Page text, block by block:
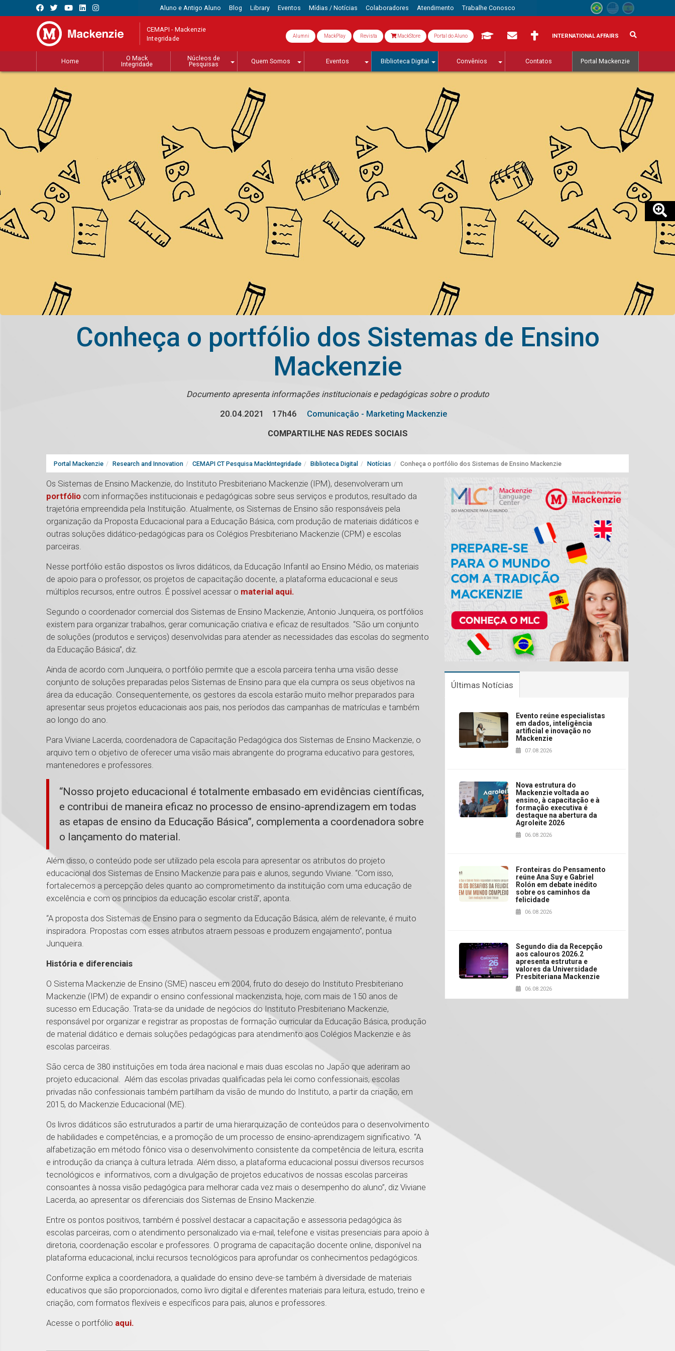
Aluno e Antigo Aluno Blog Library Eventos Mídias / Notícias Colaboradores Atendimento Trabalhe Conosco
CEMAPI - Mackenzie
Integridade Alumni MackPlay Revista MackStore Portal do Aluno INTERNATIONAL AFFAIRS
Home
O Mack
Integridade
Núcleos de
Pesquisas
Quem Somos Eventos Biblioteca Digital Convênios Contatos Portal Mackenzie
Conheça o portfólio dos Sistemas de Ensino
Mackenzie
Documento apresenta informações institucionais e pedagógicas sobre o produto
20.04.2021
17h46
Comunicação - Marketing Mackenzie
COMPARTILHE NAS REDES SOCIAIS
Portal Mackenzie Research and Innovation CEMAPI CT Pesquisa MackIntegridade Biblioteca Digital Notícias Conheça o portfólio dos Sistemas de Ensino Mackenzie
Os Sistemas de Ensino Mackenzie, do Instituto Presbiteriano Mackenzie (IPM), desenvolveram um
portfólio com informações institucionais e pedagógicas sobre seus serviços e produtos, resultado da
trajetória empreendida pela Instituição. Atualmente, os Sistemas de Ensino são responsáveis pela
organização da Proposta Educacional para a Educação Básica, com produção de materiais didáticos e
outras soluções didático-pedagógicas para os Colégios Presbiteriano Mackenzie (CPM) e escolas
parceiras.
Nesse portfólio estão dispostos os livros didáticos, da Educação Infantil ao Ensino Médio, os materiais
de apoio para o professor, os projetos de capacitação docente, ​a plataforma educacional e seus
múltiplos recursos, entre outros. É possível acessar o material aqui.
Segundo o coordenador comercial dos Sistemas de Ensino Mackenzie, Antonio Junqueira, os portfólios
existem para organizar trabalhos, gerar comunicação criativa e eficaz de resultados. “São um conjunto
de soluções (produtos e serviços) desenvolvidas para atender as necessidades das escolas do segmento
da Educação Básica”, diz.
Ainda de acordo com Junqueira, o portfólio permite que a escola parceira tenha uma visão desse
conjunto de soluções preparadas pelos Sistemas de Ensino para que ela cumpra os seus objetivos na
área da educação. Consequentemente, os gestores da escola estarão muito melhor preparados para
apresentar seus projetos educacionais aos pais, nos períodos das campanhas de matrículas e também
ao longo do ano.
Para Viviane Lacerda, coordenadora de Capacitação Pedagógica dos Sistemas de Ensino Mackenzie, o
arquivo tem o objetivo de oferecer uma visão mais abrangente do programa educativo para gestores,
mantenedores e professores.
“Nosso projeto educacional é totalmente embasado em evidências científicas,
e contribui de maneira eficaz no processo de ensino-aprendizagem em todas
as etapas de ensino da Educação Básica”, complementa a coordenadora sobre
o lançamento do material.
Além disso, o conteúdo pode ser utilizado pela escola para apresentar os atributos do projeto
educacional dos Sistemas de Ensino Mackenzie para pais e alunos, segundo Viviane. “Com isso,
fortalecemos a percepção deles quanto ao comprometimento da instituição com uma educação de
excelência e com os princípios da educação escolar cristã”, aponta.
“A proposta dos Sistemas de Ensino para o segmento da Educação Básica, além de relevante, é muito
inspiradora. Propostas com esses atributos atraem pessoas e produzem engajamento”, pontua
Junqueira.
História e diferenciais
O Sistema Mackenzie de Ensino (SME) nasceu em 2004, fruto do desejo do Instituto Presbiteriano
Mackenzie (IPM) de expandir o ensino confessional mackenzista, hoje, com mais de 150 anos de
sucesso em Educação. Trata-se da unidade de negócios do Instituto Presbiteriano Mackenzie,
responsável por organizar e registrar as propostas de formação curricular da E​ducação Básica, produção
de material didático e demais soluções pedagógicas para atendimento aos Colégios Mackenzie e às
escolas parceiras.
São cerca de 380 instituições em toda área nacional e mais duas escolas no Japão que aderiram ao
projeto educacional. Além das escolas privadas qualificadas pela lei como confessionais, escolas
privadas não confessionais também partilham da visão de mundo do Instituto, a partir da criação, em
2015, do Mackenzie Educacional (ME).
Os livros didáticos são estruturados a partir de uma hierarquização de conteúdos para o desenvolvimento
de habilidades e competências, e a promoção de um processo de ensino-aprendizagem significativo. “A
alfabetização em método fônico visa o desenvolvimento consistente da competência de leitura, escrita
e introdução da criança à cultura letrada. Além disso, a plataforma educacional possui diversos recursos
tecnológicos e informativos, ​com a divulgação de projetos educativos de nossas escolas parceiras
consoantes à nossa visão pedagógica para melhorar cada vez mais o desempenho do aluno”, diz Viviane
Lacerda, ao apresentar os diferenciais dos Sistemas de Ensino Mackenzie.
Entre os pontos positivos, também é possível destacar a capacitação e assessoria pedagógica às
escolas parceiras, com o atendimento personalizado via e-mail, telefone e visitas presenciais para apoio à
diretoria, coordenação escolar e professores. O programa de capacitação docente online, disponível na
plataforma educacional, inclui recursos tecnológicos para aprofundar os conhecimentos pedagógicos.
Conforme explica a coordenadora, a qualidade do ensino deve-se também à diversidade de materiais
educativos que são proporcionados, como livro digital e diferentes materiais para leitura, estudo, treino e
criação, com formatos flexíveis e específicos para pais, alunos e professores.
Acesse o portfólio aqui.
Últimas Notícias
Evento reúne especialistas
em dados, inteligência
artificial e inovação no
Mackenzie
07.08.2026
Nova estrutura do
Mackenzie voltada ao
ensino, à capacitação e à
formação executiva é
destaque na abertura da
Agroleite 2026
06.08.2026
Fronteiras do Pensamento
reúne Ana Suy e Gabriel
Rolón em debate inédito
sobre os caminhos da
felicidade
06.08.2026
Segundo dia da Recepção
aos calouros 2026.2
apresenta estrutura e
valores da Universidade
Presbiteriana Mackenzie
06.08.2026